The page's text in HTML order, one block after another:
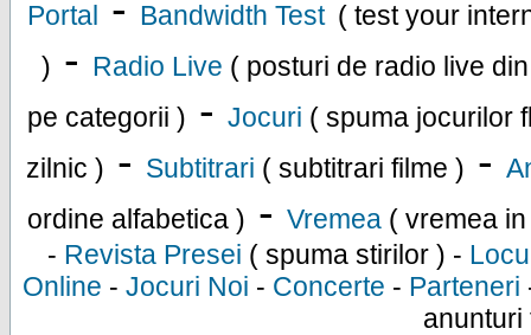
Portal Bandwidth Test ( test your
) - Radio Live ( posturi de radio live
pe categorii ) - Jocuri ( spuma jocurilor
zilnic ) - Subtitrari ( subtitrari filme ) -
ordine alfabetica ) - Vremea ( vremea
- Revista Presei ( spuma stirilor ) -
Online - Jocuri Noi - Concerte - Parteneri
anunturi